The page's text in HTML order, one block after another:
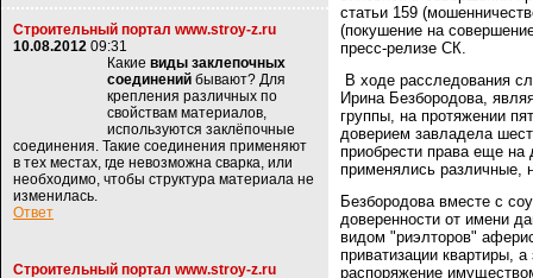
Строительный портал www.stroy-z.ru
10.08.2012 09:31
Какие виды заклепочных
соединений бывают? Для
крепления различных по
свойствам материалов,
используются заклёпочные
соединения. Такие соединения применяют
в тех местах, где невозможна сварка, или
необходимо, чтобы структура материала не
изменилась.
Ответ
Строительный портал www.stroy-z.ru
статьи 159
(покушение на
пресс-релизе СК.
В ходе расследования
Ирина Безбородова,
группы, на протяжении
доверием завладела
приобрести права еще
применялись различные,
Безбородова вместе с
доверенности от имени
видом "риэлторов"
приватизации квартиры,
распоряжение